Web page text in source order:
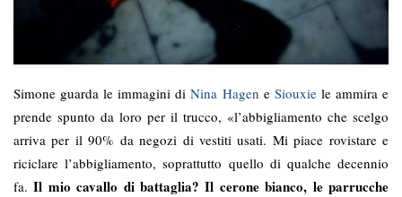
Simone guarda le immagini diNina Hagen e Siouxiele ammira e
prende spunto da loro per il trucco, «l’abbigliamento che scelgo
arriva per il 90% da negozi di vestiti usati. Mi piace rovistare e
riciclare l’abbigliamento, soprattutto quello di qualche decennio
fa.Il mio cavallo di battaglia? Il cerone bianco, le parrucche